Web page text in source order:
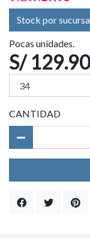
Stock por
Pocas unidades.
S/ 129.90
CANTIDAD